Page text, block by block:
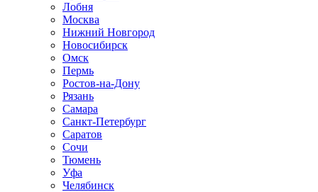
Лобня
Москва
Нижний Новгород
Новосибирск
Омск
Пермь
Ростов-на-Дону
Рязань
Самара
Санкт-Петербург
Саратов
Сочи
Тюмень
Уфа
Челябинск